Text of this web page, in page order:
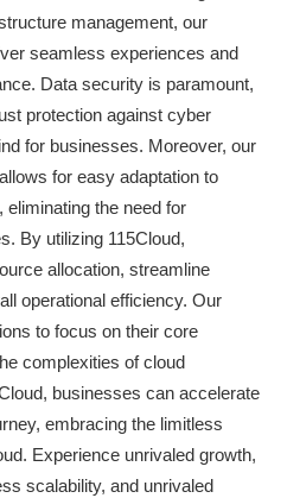
management, our
seamless experiences and
Data security is paramount,
protection against cyber
for businesses. Moreover, our
for easy adaptation to
the need for
By utilizing 115Cloud,
allocation, streamline
operational efficiency. Our
to focus on their core
complexities of cloud
businesses can accelerate
embracing the limitless
Experience unrivaled growth,
scalability, and unrivaled